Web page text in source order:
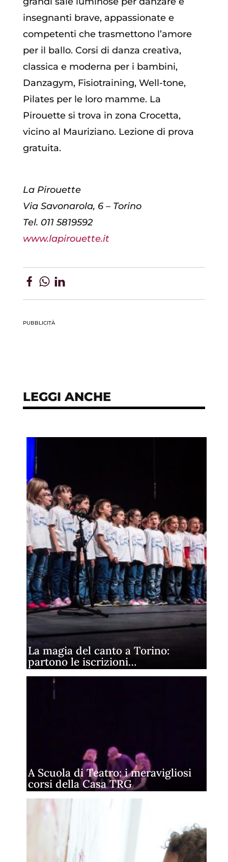
insegnanti brave, appassionate e
competenti che trasmettono l’amore
per il ballo. Corsi di danza creativa,
classica e moderna per i bambini,
Danzagym, Fisiotraining, Well-tone,
Pilates per le loro mamme. La
Pirouette si trova in zona Crocetta,
vicino al Mauriziano. Lezione di prova
gratuita.
La Pirouette
Via Savonarola, 6 – Torino
Tel. 011 5819592
www.lapirouette.it
PUBBLICITÀ
LEGGI ANCHE
La magia del canto a Torino:
partono le iscrizioni…
A Scuola di Teatro: i meravigliosi
corsi della Casa TRG